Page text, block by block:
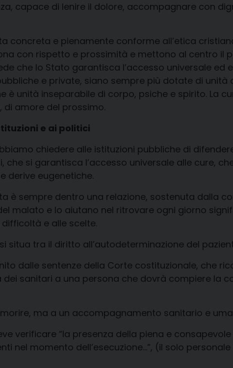
capace di lenire il dolore, accompagnare con
concreta e pienamente conforme all’etica
con rispetto e prossimità e mettono al centro il
che lo Stato garantisca l’accesso universale ed
e private, siano sempre più dotate di unità
è unità inseparabile di corpo, psiche e spirito. La
di amore del prossimo.
e ai politici
chiedere alle istituzioni pubbliche di
che si garantisca l’accesso universale alle cure,
derive eugenetiche.
è sempre dentro una relazione, sostenuta dalla
malato e lo aiutano nel ritrovare ogni giorno
e alle scelte.
si situa tra il diritto all’autodeterminazione del
dalle sentenze della Corte costituzionale, che
dei sanitari a una persona che dovrà compiere
ma a un accompagnamento sanitario e
verificare “la presenza della piena e
nel momento dell’esecuzione…”, (il solo